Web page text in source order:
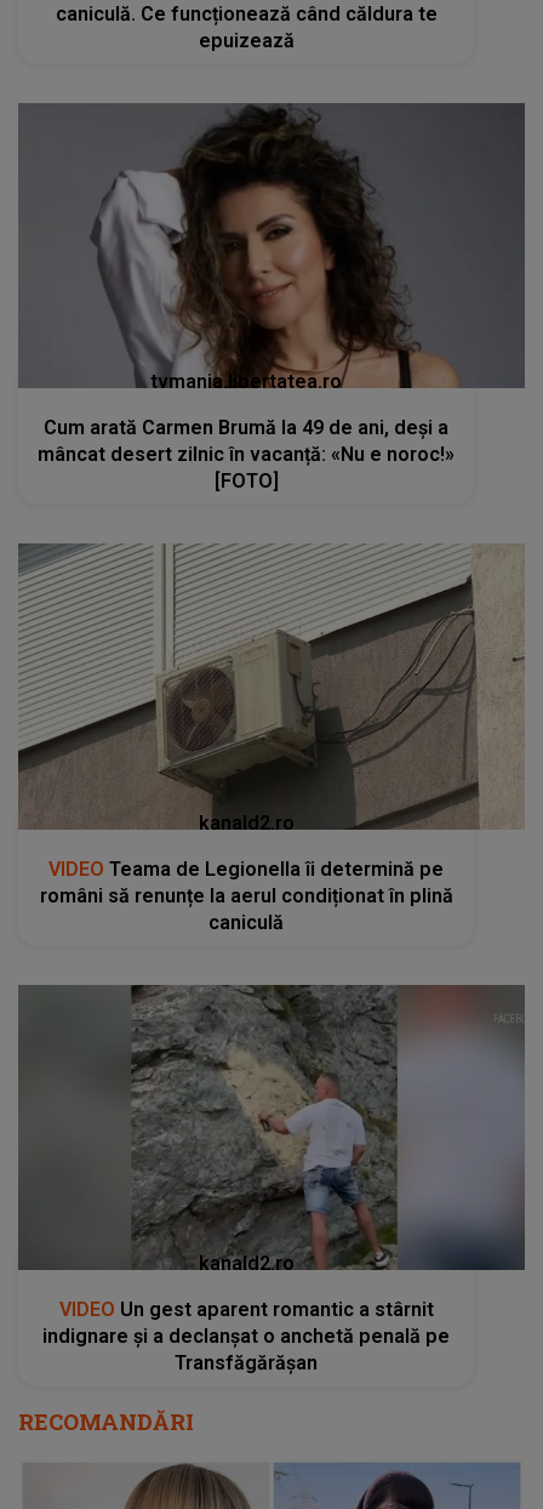
caniculă. Ce funcționează când căldura te
epuizează
tvmania.libertatea.ro
Cum arată Carmen Brumă la 49 de ani, deși a
mâncat desert zilnic în vacanță: «Nu e noroc!»
[FOTO]
kanald2.ro
VIDEO Teama de Legionella îi determină pe
români să renunțe la aerul condiționat în plină
caniculă
kanald2.ro
VIDEO Un gest aparent romantic a stârnit
indignare și a declanșat o anchetă penală pe
Transfăgărășan
RECOMANDĂRI